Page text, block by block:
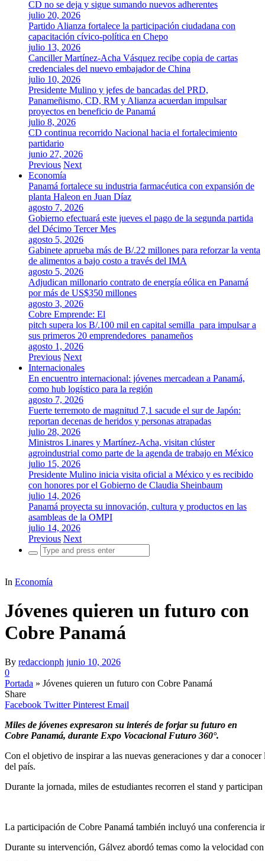
CD no se deja y sigue sumando nuevos adherentes
julio 20, 2026
Partido Alianza fortalece la participación ciudadana con
capacitación cívico-política en Chepo
julio 13, 2026
Canciller Martínez-Acha Vásquez recibe copia de cartas
credenciales del nuevo embajador de China
julio 10, 2026
Presidente Mulino y jefes de bancadas del PRD,
Panameñismo, CD, RM y Alianza acuerdan impulsar
proyectos en beneficio de Panamá
julio 8, 2026
CD continua recorrido Nacional hacia el fortalecimiento
partidario
junio 27, 2026
Previous Next
Economía
Panamá fortalece su industria farmacéutica con expansión de
planta Haleon en Juan Díaz
agosto 7, 2026
Gobierno efectuará este jueves el pago de la segunda partida
del Décimo Tercer Mes
agosto 5, 2026
Gabinete aprueba más de B/.22 millones para reforzar la venta
de alimentos a bajo costo a través del IMA
agosto 5, 2026
Adjudican millonario contrato de energía eólica en Panamá
por más de US$350 millones
agosto 3, 2026
Cobre Emprende: El
pitch supera los B/.100 mil en capital semilla para impulsar a
sus primeros 20 emprendedores panameños
agosto 1, 2026
Previous Next
Internacionales
En encuentro internacional: jóvenes mercadean a Panamá,
como hub logístico para la región
agosto 7, 2026
Fuerte terremoto de magnitud 7,1 sacude el sur de Japón:
reportan decenas de heridos y personas atrapadas
julio 28, 2026
Ministros Linares y Martínez-Acha, visitan clúster
agroindustrial como parte de la agenda de trabajo en México
julio 15, 2026
Presidente Mulino inicia visita oficial a México y es recibido
con honores por el Gobierno de Claudia Sheinbaum
julio 14, 2026
Panamá proyecta su innovación, cultura y productos en las
asambleas de la OMPI
julio 14, 2026
Previous Next
Search
for:
In Economía
Jóvenes quieren un futuro con
Cobre Panamá
By redaccionph junio 10, 2026
0
Portada » Jóvenes quieren un futuro con Cobre Panamá
Share
Facebook Twitter Pinterest Email
Miles de jóvenes expresaron su interés de forjar su futuro en
Cobre Panamá, durante Expo Vocacional Futuro 360°.
Con el objetivo de inspirar a las nuevas generaciones y dar a
del país.
Durante la jornada, miles de estudiantes recorren el stand y
La participación de Cobre Panamá también incluyó una conferencia
Durante su intervención, Gálvez abordó temas como la velocidad